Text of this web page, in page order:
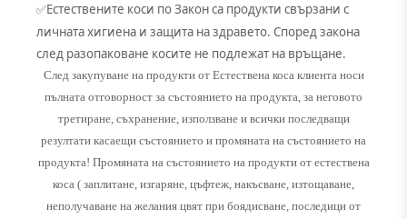
✅Естествените коси по Закон са продукти свързани с
личната хигиена и защита на здравето. Според закона
след разопаковане косите не подлежат на връщане.
След закупуване на продукти от Естествена коса клиента носи
пълната отговорност за състоянието на продукта, за неговото
третиране, съхранение, използване и всички последващи
резултати касаещи състоянието и промяната на състоянието на
продукта! Промяната на състоянието на продукти от естествена
коса ( заплитане, изгаряне, цъфтеж, накъсване, изтощаване,
неполучаване на желания цвят при боядисване, последици от